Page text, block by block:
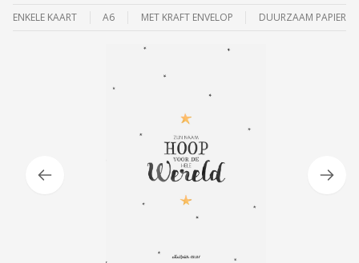
ENKELE KAART A6 MET KRAFT ENVELOP DUURZAAM PAPIER